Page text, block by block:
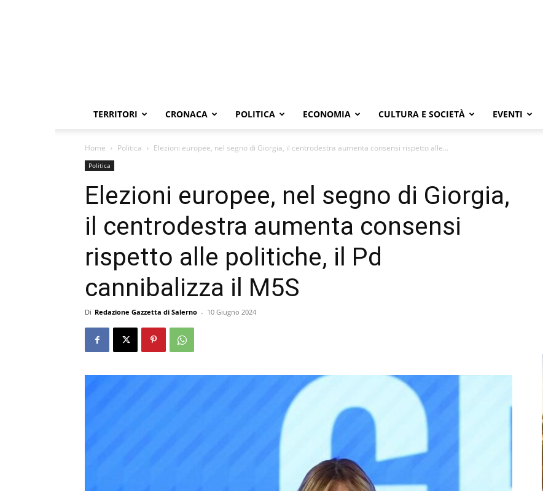
TERRITORI CRONACA POLITICA ECONOMIA CULTURA E SOCIETÀ EVENTI
Home Politica Elezioni europee, nel segno di Giorgia, il centrodestra aumenta consensi rispetto alle...
Politica
Elezioni europee, nel segno di Giorgia,
il centrodestra aumenta consensi
rispetto alle politiche, il Pd
cannibalizza il M5S
Di Redazione Gazzetta di Salerno - 10 Giugno 2024